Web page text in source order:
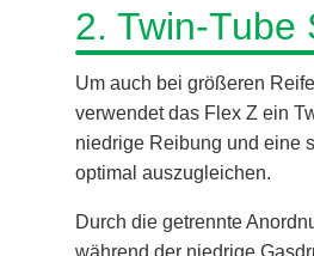
2. Twin-
Um auch bei größeren
verwendet das Flex Z ein
niedrige Reibung und eine
optimal auszugleichen.
Durch die getrennte